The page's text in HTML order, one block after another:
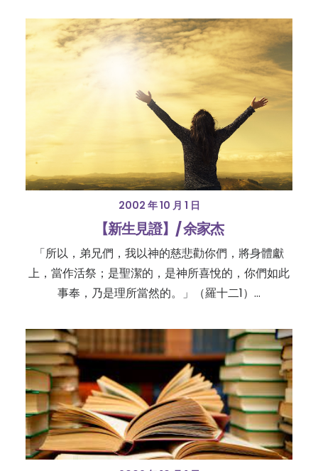
2002 年 10 月 1 日
【新生見證】/ 余家杰
「所以，弟兄們，我以神的慈悲勸你們，將身體獻
上，當作活祭；是聖潔的，是神所喜悅的，你們如此
事奉，乃是理所當然的。」（羅十二1）…